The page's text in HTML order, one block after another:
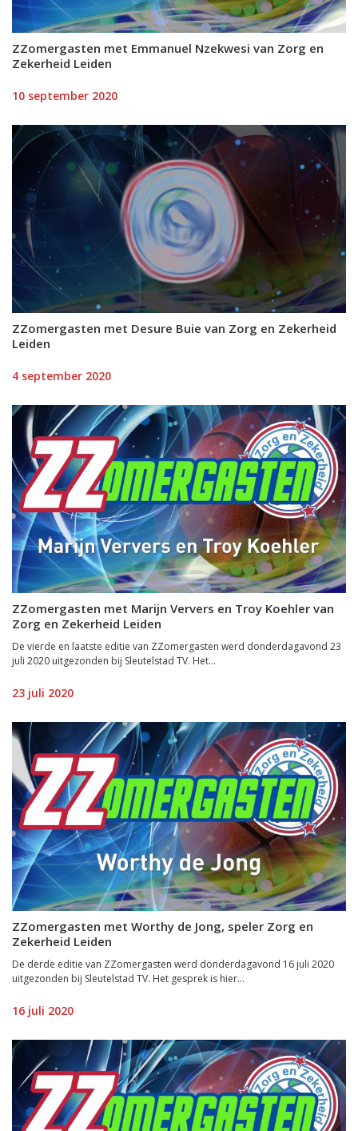
ZZomergasten met Emmanuel Nzekwesi van Zorg en
Zekerheid Leiden
10 september 2020
ZZomergasten met Desure Buie van Zorg en Zekerheid
Leiden
4 september 2020
ZZomergasten met Marijn Ververs en Troy Koehler van
Zorg en Zekerheid Leiden
De vierde en laatste editie van ZZomergasten werd donderdagavond 23
juli 2020 uitgezonden bij Sleutelstad TV. Het...
23 juli 2020
ZZomergasten met Worthy de Jong, speler Zorg en
Zekerheid Leiden
De derde editie van ZZomergasten werd donderdagavond 16 juli 2020
uitgezonden bij Sleutelstad TV. Het gesprek is hier...
16 juli 2020